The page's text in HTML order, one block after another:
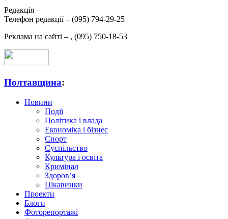
Редакція –
Телефон редакції – (095) 794-29-25
Реклама на сайті – , (095) 750-18-53
Полтавщина:
Новини
Події
Політика і влада
Економіка і бізнес
Спорт
Суспільство
Культура і освіта
Кримінал
Здоров’я
Цікавинки
Проекти
Блоги
Фоторепортажі